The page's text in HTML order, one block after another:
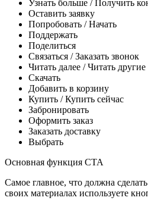
Узнать больше / Получить
Оставить заявку
Попробовать / Начать
Поддержать
Поделиться
Связаться / Заказать звонок
Читать далее / Читать другие
Скачать
Добавить в корзину
Купить / Купить сейчас
Забронировать
Оформить заказ
Заказать доставку
Выбрать
Основная функция CTA
Самое главное, что должна
своих материалах используете